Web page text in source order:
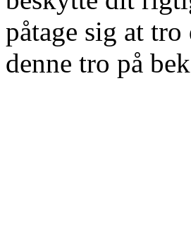
påtage sig at
denne tro på